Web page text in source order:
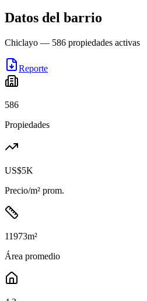
Datos del barrio
Chiclayo — 586 propiedades activas
Reporte
586
Propiedades
US$5K
Precio/m² prom.
11973m²
Área promedio